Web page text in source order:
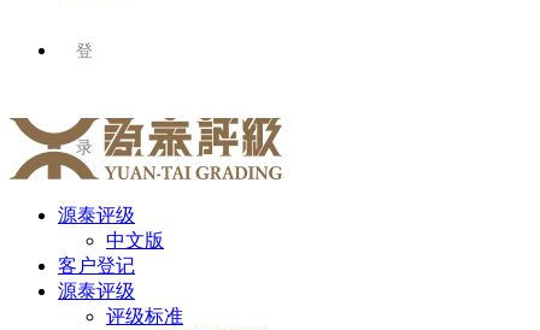
登
录
源泰评级
中文版
客户登记
源泰评级
评级标准